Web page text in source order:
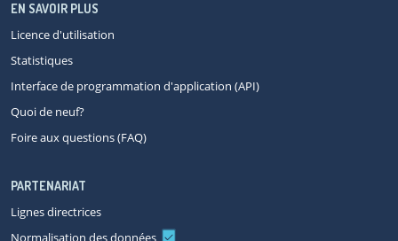
EN SAVOIR PLUS
Licence d'utilisation
Statistiques
Interface de programmation d'application (API)
Quoi de neuf?
Foire aux questions (FAQ)
PARTENARIAT
Lignes directrices